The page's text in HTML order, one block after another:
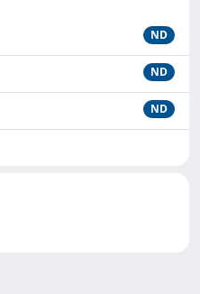
ND
ND
ND